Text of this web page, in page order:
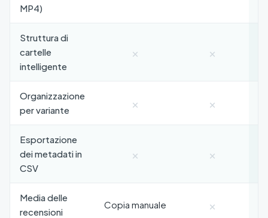
MP4)
Struttura di
cartelle
intelligente
× ×
Organizzazione
per variante
× ×
Esportazione
dei metadati in
CSV
× ×
Media delle
recensioni
Copia manuale ×